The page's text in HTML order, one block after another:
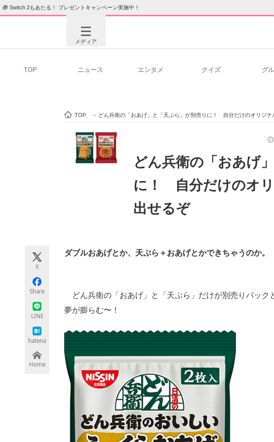
🎁 Switch 2もあたる！ プレゼントキャンペーン実施中！
メディア
ビジネスと働き方のヒント
ITエンジニア向け専門サイト 企業向けIT製品の総合サイト
TOP ニュース エンタメ クイズ グ
TOP > どん兵衛の「おあげ」と「天ぷら」が別売りに！ 自分だけのオリジナ
どん兵衛の「おあげ
に！ 自分だけのオ
出せるぞ
X
Share
LINE
hatena
Home
ダブルおあげとか、天ぷら＋おあげとかできちゃうのか。
どん兵衛の「おあげ」と「天ぷら」だけが別売りパック
夢が膨らむ〜！